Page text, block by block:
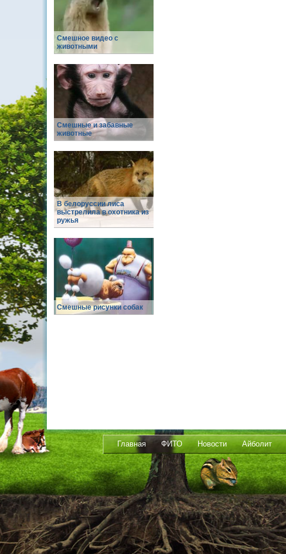
Смешное видео с
животными
Смешные и забавные
животные
В белоруссии лиса
выстрелила в охотника из
ружья
Смешные рисунки собак
Главная ФИТО Новости Айболит